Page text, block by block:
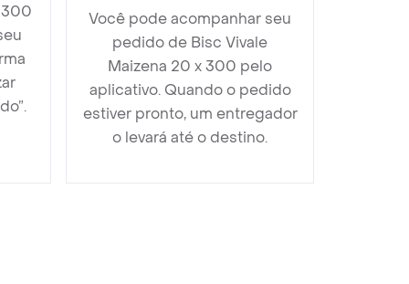
300
Você pode acompanhar seu
pedido de Bisc Vivale
Maizena 20 x 300 pelo
aplicativo. Quando o pedido
estiver pronto, um entregador
o levará até o destino.